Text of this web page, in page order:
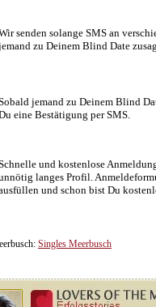
senden solange SMS an
zu Deinem Blind Date
jemand zu Deinem Blind
eine Bestätigung per SMS.
und kostenlose
langes Profil.
und schon bist Du
Singles Meerbusch